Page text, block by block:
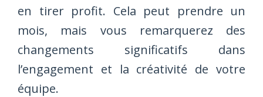
en tirer profit. Cela peut prendre un
mois, mais vous remarquerez des
changements significatifs dans
l’engagement et la créativité de votre
équipe.